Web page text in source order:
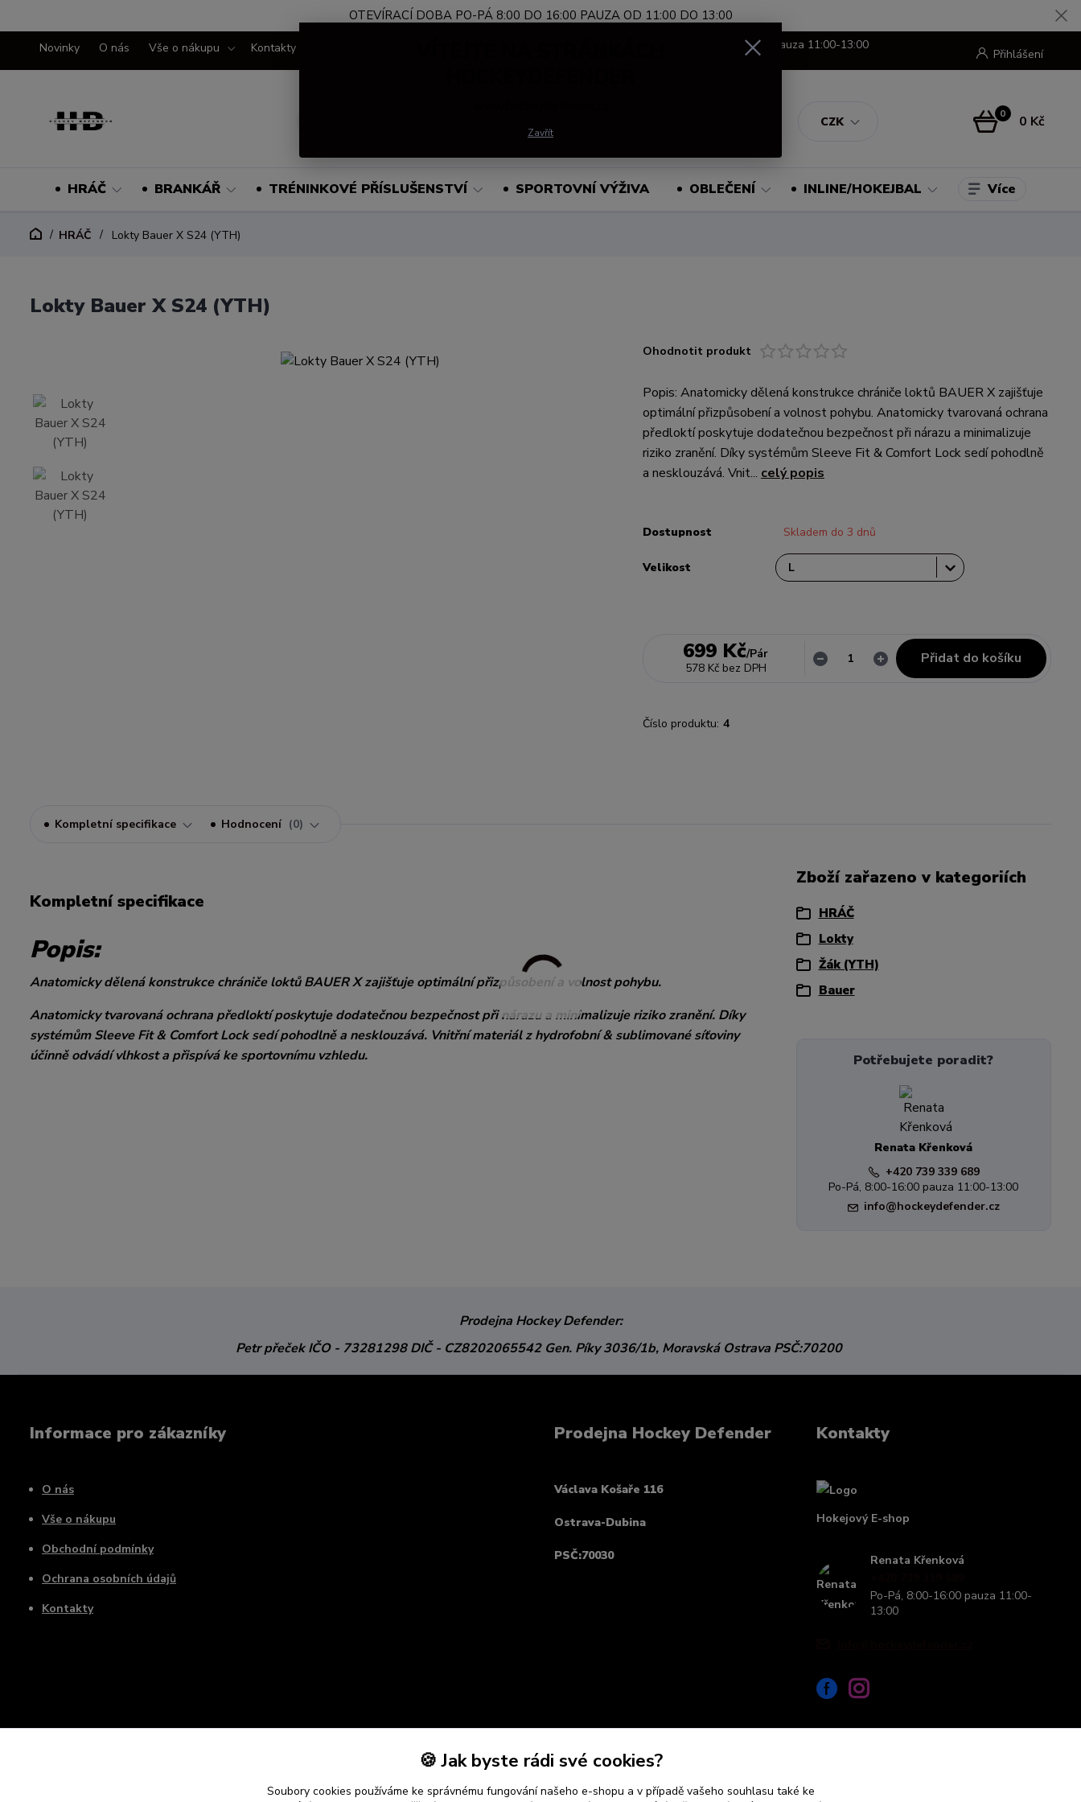
OTEVÍRACÍ DOBA PO-PÁ 8:00 DO 16:00 PAUZA OD 11:00 DO 13:00
Novinky O nás Vše o nákupu Kontakty
CZK
Přihlášení
Po-Pá, 8:00-16:00 pauza 11:00-13:00
0 0 Kč
HRÁČ BRANKÁŘ TRÉNINKOVÉ PŘÍSLUŠENSTVÍ SPORTOVNÍ VÝŽIVA OBLEČENÍ INLINE/HOKEJBAL Více
HRÁČ Lokty Bauer X S24 (YTH)
Lokty Bauer X S24 (YTH)
Ohodnotit produkt
Popis: Anatomicky dělená konstrukce chrániče loktů BAUER X zajišťuje
optimální přizpůsobení a volnost pohybu. Anatomicky tvarovaná ochrana
předloktí poskytuje dodatečnou bezpečnost při nárazu a minimalizuje
riziko zranění. Díky systémům Sleeve Fit & Comfort Lock sedí pohodlně
a nesklouzává. Vnit... celý popis
Dostupnost Skladem do 3 dnů
Velikost
699 Kč/Pár
578 Kč bez DPH
Přidat do košíku
Číslo produktu: 4
Kompletní specifikace Hodnocení 0
Kompletní specifikace
Popis:
Anatomicky dělená konstrukce chrániče loktů BAUER X zajišťuje optimální přizpůsobení a volnost pohybu.
Anatomicky tvarovaná ochrana předloktí poskytuje dodatečnou bezpečnost při nárazu a minimalizuje riziko zranění. Díky
systémům Sleeve Fit & Comfort Lock sedí pohodlně a nesklouzává. Vnitřní materiál z hydrofobní & sublimované síťoviny
účinně odvádí vlhkost a přispívá ke sportovnímu vzhledu.
Zboží zařazeno v kategoriích
HRÁČ
Lokty
Žák (YTH)
Bauer
Potřebujete poradit?
Renata Křenková
+420 739 339 689
Po-Pá, 8:00-16:00 pauza 11:00-13:00
info@hockeydefender.cz
Prodejna Hockey Defender:
Petr přečekIČO - 73281298DIČ - CZ8202065542 Gen. Píky 3036/1b, Moravská Ostrava PSČ:70200
Informace pro zákazníky
O nás
Vše o nákupu
Obchodní podmínky
Ochrana osobních údajů
Kontakty
Prodejna Hockey Defender
Václava Košaře 116
Ostrava-Dubina
PSČ:70030
Kontakty
Hokejový E-shop
Renata Křenková
Po-Pá, 8:00-16:00 pauza 11:00-
13:00
Zavřít
🍪 Jak byste rádi své cookies?
Soubory cookies používáme ke správnému fungování našeho e-shopu a v případě vašeho souhlasu také ke